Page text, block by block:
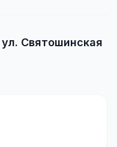
ул. Святошинская